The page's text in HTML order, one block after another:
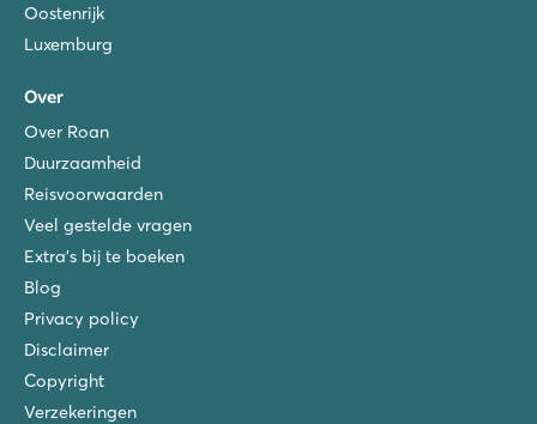
Oostenrijk
Luxemburg
Over
Over Roan
Duurzaamheid
Reisvoorwaarden
Veel gestelde vragen
Extra's bij te boeken
Blog
Privacy policy
Disclaimer
Copyright
Verzekeringen